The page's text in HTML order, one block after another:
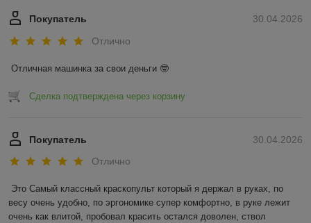
30.04.2026
Покупатель
Отлично
Отличная машинка за свои деньги 🤓
Сделка подтверждена через корзину
30.04.2026
Покупатель
Отлично
Это Самый классный краскопульт который я держал в руках, по
весу очень удобно, по эргономике супер комфортно, в руке лежит
очень как влитой, пробовал красить остался доволен, ствол